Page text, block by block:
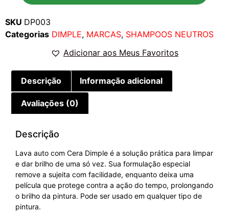
SKU DP003
Categorias DIMPLE, MARCAS, SHAMPOOS NEUTROS
Adicionar aos Meus Favoritos
Descrição Informação adicional
Avaliações (0)
Descrição
Lava auto com Cera Dimple é a solução prática para limpar
e dar brilho de uma só vez. Sua formulação especial
remove a sujeita com facilidade, enquanto deixa uma
película que protege contra a ação do tempo, prolongando
o brilho da pintura. Pode ser usado em qualquer tipo de
pintura.